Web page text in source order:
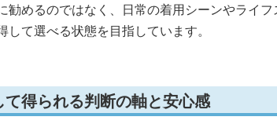
勧めるのではなく、日常の着用シーンやライ
して選べる状態を目指しています。
て得られる判断の軸と安心感